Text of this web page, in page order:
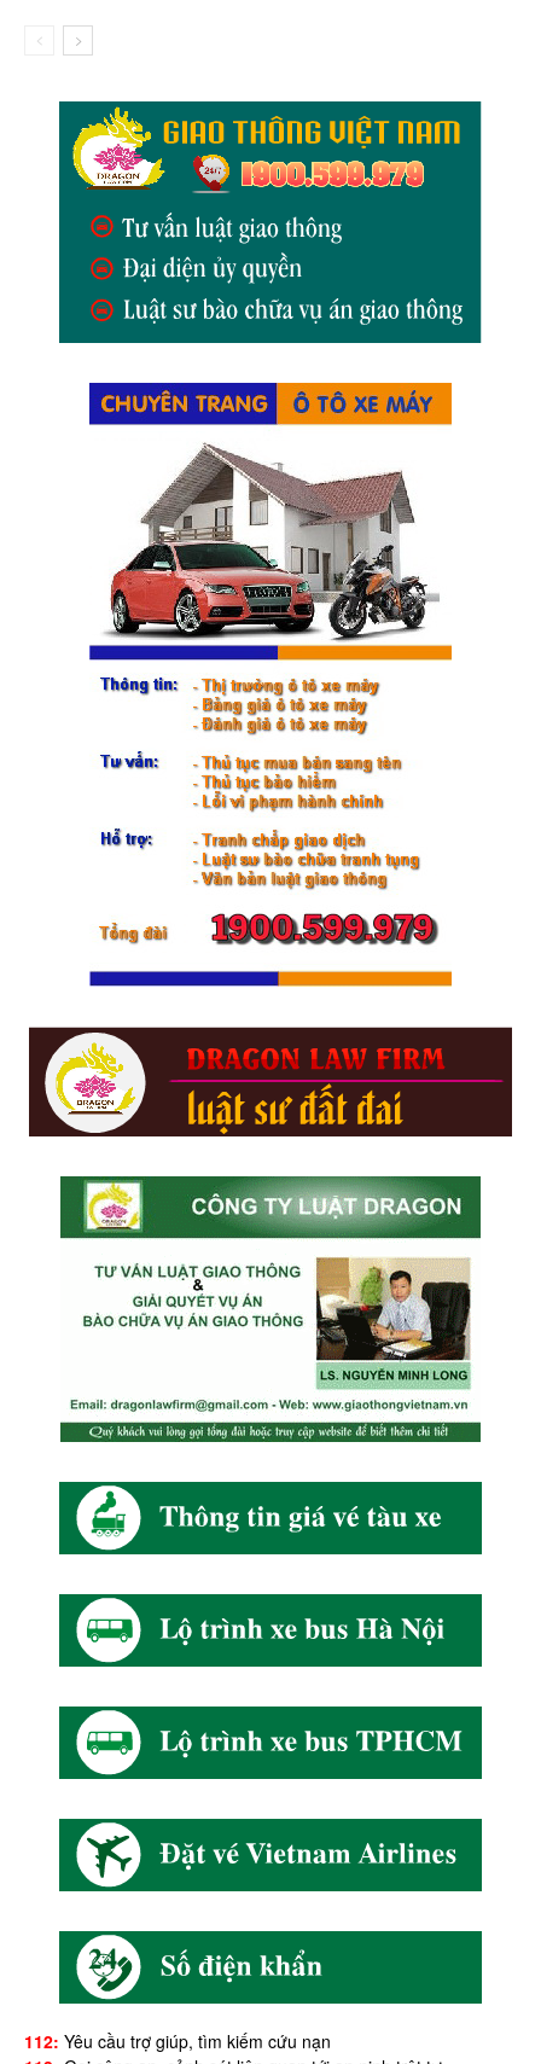
112: Yêu cầu trợ giúp, tìm kiếm cứu nạn